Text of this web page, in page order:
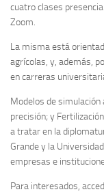
cuatro clases
Zoom.
La misma está
agrícolas, y, además,
en carreras
Modelos de
precisión; y
a tratar en la
Grande y la
empresas e
Para interesados,